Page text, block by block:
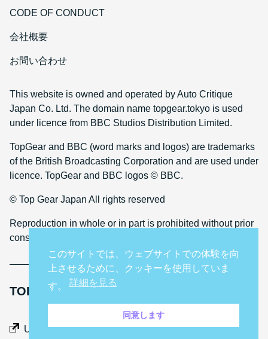
CODE OF CONDUCT
会社概要
お問い合わせ
This website is owned and operated by Auto Critique
Japan Co. Ltd. The domain name topgear.tokyo is used
under licence from BBC Studios Distribution Limited.
TopGear and BBC (word marks and logos) are trademarks
of the British Broadcasting Corporation and are used under
licence. TopGear and BBC logos © BBC.
© Top Gear Japan All rights reserved
Reproduction in whole or in part is prohibited without prior
consent
TOP GEAR INTERNATIONAL SITES
UK
Middle East
このサイトでは、ウェブサイトでの体験を向
上させるために、クッキーを使用していま
す。 詳細を見る
同意します